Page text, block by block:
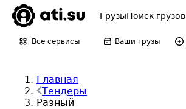
ГрузыПоиск грузов
Все сервисы Ваши грузы
Главная
Тендеры
Разный